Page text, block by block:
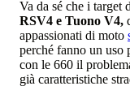
Va da sé che i target
RSV4 e Tuono V4,
appassionati di moto
perché fanno un uso
con le 660 il
già caratteristiche